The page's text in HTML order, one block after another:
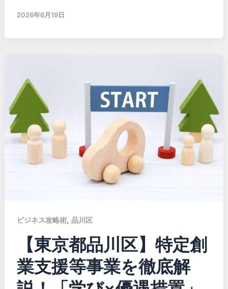
2026年6月19日
ビジネス攻略術, 品川区
【東京都品川区】特定創
業支援等事業を徹底解